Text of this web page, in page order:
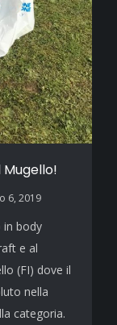
6, 2019
in body
e al
(FI) dove il
nella
categoria.